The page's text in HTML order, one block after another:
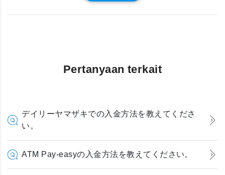
Pertanyaan terkait
デイリーヤマザキでの入金方法を教えてくださ
い。
ATM Pay-easyの入金方法を教えてください。